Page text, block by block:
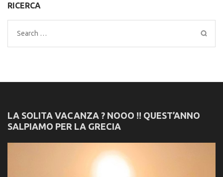
RICERCA
Search
for:
LA SOLITA VACANZA ? NOOO !! QUEST’ANNO
SALPIAMO PER LA GRECIA